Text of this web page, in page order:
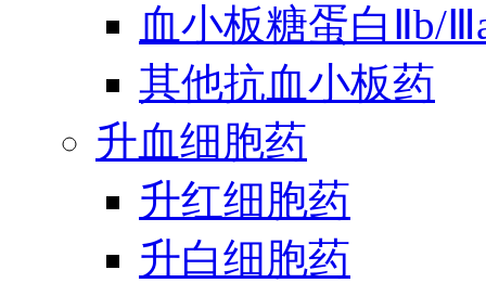
血小板糖蛋白Ⅱb/
其他抗血小板药
升血细胞药
升红细胞药
升白细胞药